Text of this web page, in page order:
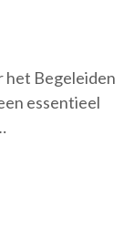
het Begeleiden
essentieel